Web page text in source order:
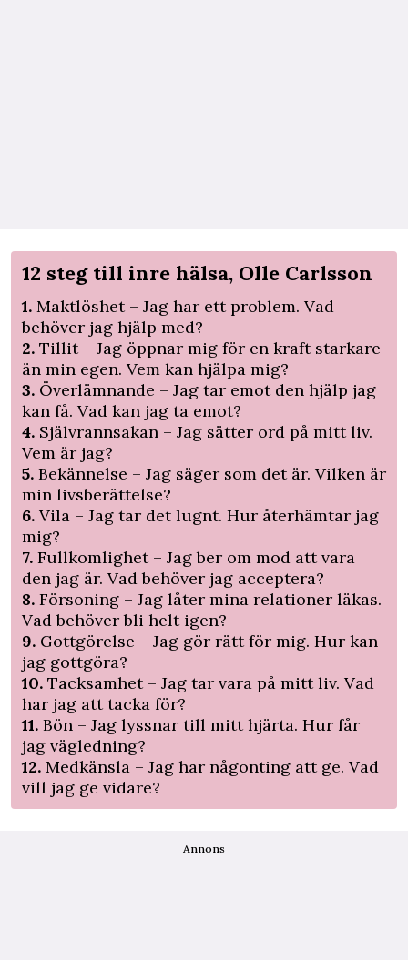
12 steg till inre hälsa, Olle Carlsson
1. Maktlöshet – Jag har ett problem. Vad
behöver jag hjälp med?
2. Tillit – Jag öppnar mig för en kraft starkare
än min egen. Vem kan hjälpa mig?
3. Överlämnande – Jag tar emot den hjälp jag
kan få. Vad kan jag ta emot?
4. Självrannsakan – Jag sätter ord på mitt liv.
Vem är jag?
5. Bekännelse – Jag säger som det är. Vilken är
min livsberättelse?
6. Vila – Jag tar det lugnt. Hur återhämtar jag
mig?
7. Fullkomlighet – Jag ber om mod att vara
den jag är. Vad behöver jag acceptera?
8. Försoning – Jag låter mina relationer läkas.
Vad behöver bli helt igen?
9. Gottgörelse – Jag gör rätt för mig. Hur kan
jag gottgöra?
10. Tacksamhet – Jag tar vara på mitt liv. Vad
har jag att tacka för?
11. Bön – Jag lyssnar till mitt hjärta. Hur får
jag väg­ledning?
12. Medkänsla – Jag har någonting att ge. Vad
vill jag ge vidare?
Annons